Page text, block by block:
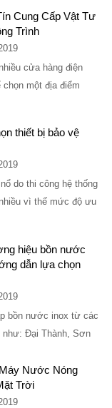
Cung Cấp Vật Tư
Trình
cửa hàng điện
một địa điểm
thiết bị bảo vệ
do thi công hệ thống
vì thế mức độ ưu
hiệu bồn nước
dẫn lựa chọn
bồn nước inox từ các
Đại Thành, Sơn
Nước Nóng
Trời